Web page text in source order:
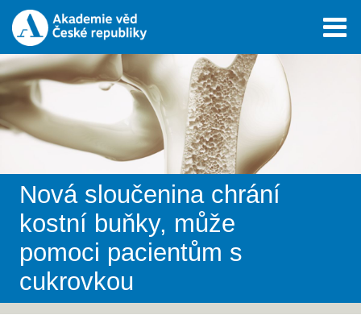
Nová sloučenina chrání
kostní buňky, může
pomoci pacientům s
cukrovkou